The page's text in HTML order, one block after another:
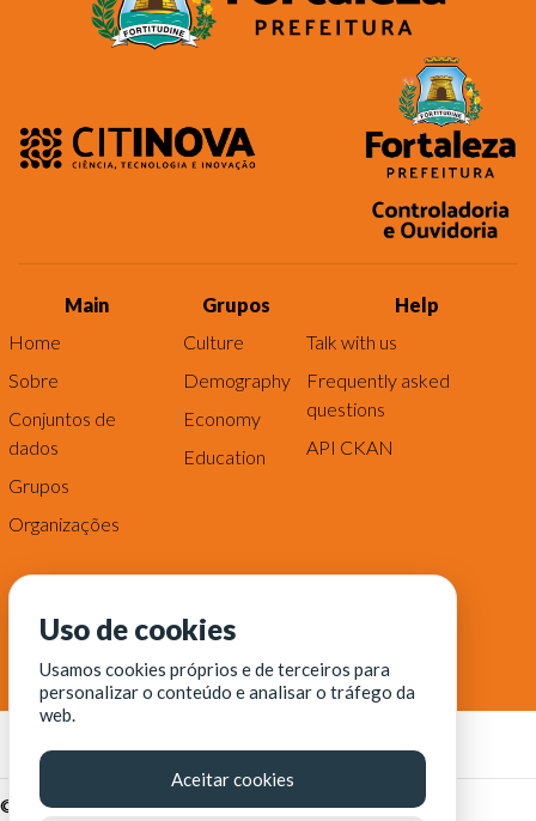
Main
Home
Sobre
Conjuntos de
dados
Grupos
Organizações
Grupos
Culture
Demography
Economy
Education
Help
Talk with us
Frequently asked
questions
API CKAN
© Fortaleza Digital || CITINOVA - Fundação de Ciência,
Uso de cookies
Usamos cookies próprios e de terceiros para
personalizar o conteúdo e analisar o tráfego da
web.
Aceitar cookies